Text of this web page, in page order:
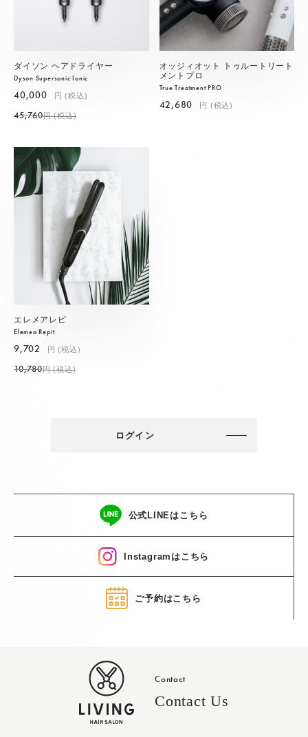
ダイソン ヘアドライヤー
Dyson Supersonic Ionic
40,000 円 (税込)
45,760円 (税込)
オッジィオット トゥルートリート
メントプロ
True Treatment PRO
42,680 円 (税込)
エレメアレピ
Elemea Repit
9,702 円 (税込)
10,780円 (税込)
ログイン
公式LINEはこちら
Instagramはこちら
ご予約はこちら
Contact
Contact Us